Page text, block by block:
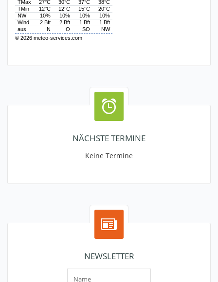
NÄCHSTE TERMINE
Keine Termine
NEWSLETTER